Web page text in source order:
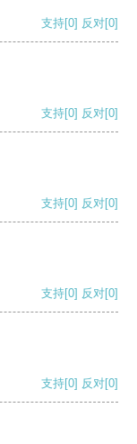
支持[0] 反对[0]
支持[0] 反对[0]
支持[0] 反对[0]
支持[0] 反对[0]
支持[0] 反对[0]